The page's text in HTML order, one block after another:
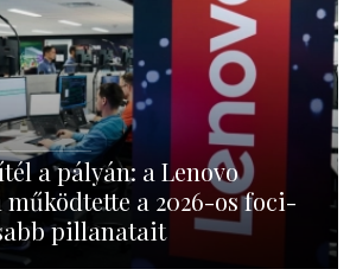
a pályán: a Lenovo
a 2026-os foci-
pillanatait